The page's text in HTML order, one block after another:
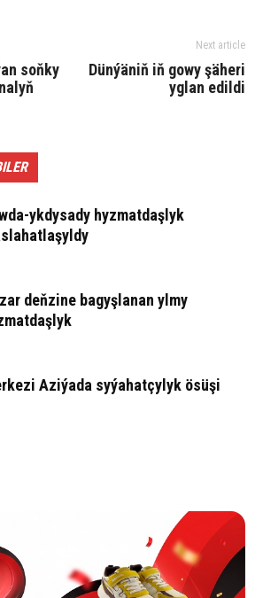
soňky
Next article
Dünýäniň iň gowy şäheri
yglan edildi
ykdysady hyzmatdaşlyk
deňzine bagyşlanan ylmy
Aziýada syýahatçylyk ösüşi